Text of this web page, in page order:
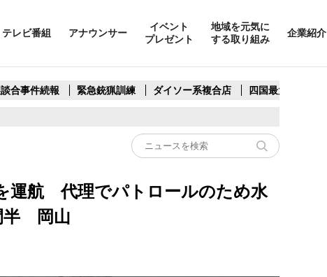
テレビ番組 アナウンサー
イベント
プレゼント
地域を元気に
する取り組み
企業紹介
合事件続報 緊急銃猟訓練 ダイソー系複合店 四国最大スリコ
運航 代理でパトロールのため水
半 岡山